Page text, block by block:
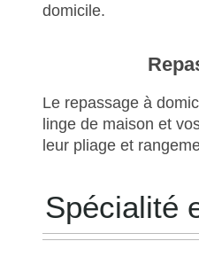
domicile.
Le repassage à
linge de maison et
leur pliage et
Spécialité